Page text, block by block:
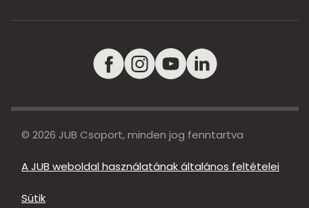
© 2026 JUB Csoport, minden jog fenntartva
A JUB weboldal használatának általános feltételei
Sütik